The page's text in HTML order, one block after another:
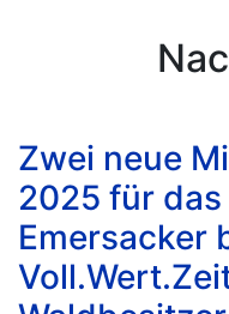
Zwei neue
2025 für
Emersacker